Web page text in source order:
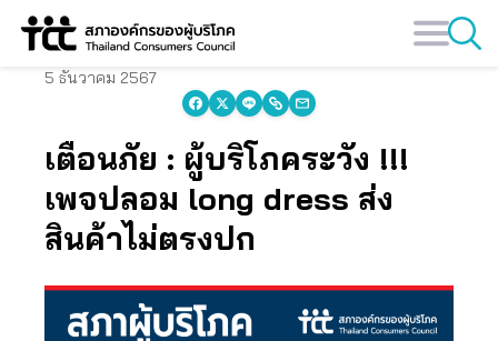
Skip
content
5 ธันวาคม 2567
เตือนภัย : ผู้บริโภคระวัง !!!
เพจปลอม long dress ส่ง
สินค้าไม่ตรงปก